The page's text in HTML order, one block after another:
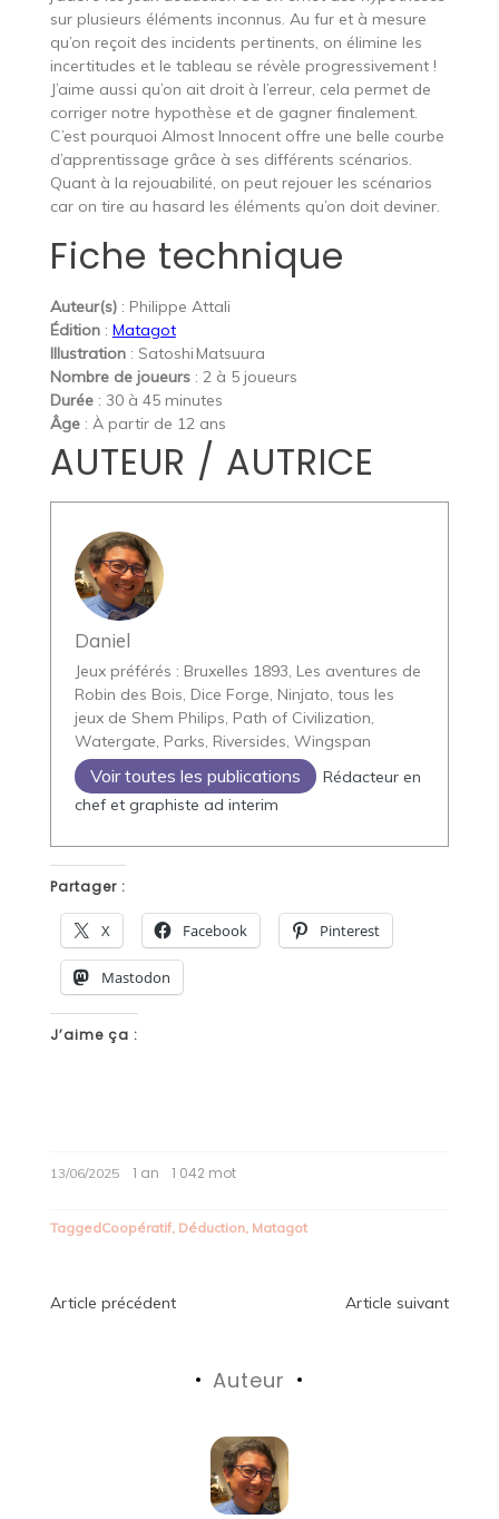
sur plusieurs éléments inconnus. Au fur et à mesure
qu’on reçoit des incidents pertinents, on élimine les
incertitudes et le tableau se révèle progressivement !
J’aime aussi qu’on ait droit à l’erreur, cela permet de
corriger notre hypothèse et de gagner finalement.
C’est pourquoi Almost Innocent offre une belle courbe
d’apprentissage grâce à ses différents scénarios.
Quant à la rejouabilité, on peut rejouer les scénarios
car on tire au hasard les éléments qu’on doit deviner.
Fiche technique
Auteur(s): Philippe Attali
Édition: Matagot
Illustration: Satoshi Matsuura
Nombre de joueurs: 2 à 5 joueurs
Durée: 30 à 45 minutes
Âge: À partir de 12 ans
AUTEUR / AUTRICE
Daniel
Jeux préférés : Bruxelles 1893, Les aventures de
Robin des Bois, Dice Forge, Ninjato, tous les
jeux de Shem Philips, Path of Civilization,
Watergate, Parks, Riversides, Wingspan
Voir toutes les publications
Rédacteur en
chef et graphiste ad interim
Partager :
X Facebook Pinterest
Mastodon
J’aime ça :
13/06/2025 1 an 1 042 mot
TaggedCoopératif, Déduction, Matagot
Navigation
Article précédent Article suivant
Auteur